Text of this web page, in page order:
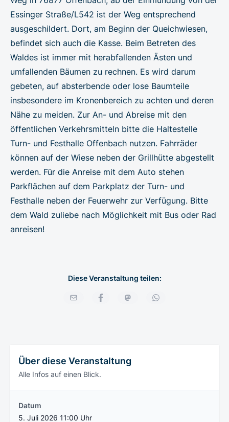
Essinger Straße/L542 ist der Weg entsprechend
ausgeschildert. Dort, am Beginn der Queichwiesen,
befindet sich auch die Kasse. Beim Betreten des
Waldes ist immer mit herabfallenden Ästen und
umfallenden Bäumen zu rechnen. Es wird darum
gebeten, auf absterbende oder lose Baumteile
insbesondere im Kronenbereich zu achten und deren
Nähe zu meiden. Zur An- und Abreise mit den
öffentlichen Verkehrsmitteln bitte die Haltestelle
Turn- und Festhalle Offenbach nutzen. Fahrräder
können auf der Wiese neben der Grillhütte abgestellt
werden. Für die Anreise mit dem Auto stehen
Parkflächen auf dem Parkplatz der Turn- und
Festhalle neben der Feuerwehr zur Verfügung. Bitte
dem Wald zuliebe nach Möglichkeit mit Bus oder Rad
anreisen!
Diese Veranstaltung teilen:
Über diese Veranstaltung
Alle Infos auf einen Blick.
Datum
5. Juli 2026 11:00 Uhr